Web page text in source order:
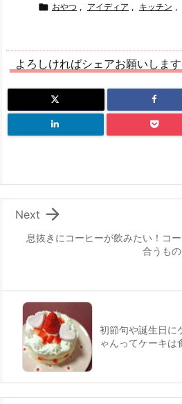
 おやつ , アイディア , キッチン ,
よろしければシェアお願いします
息抜きにコーヒーが飲みたい！コ
合うも

Next
初節句や誕生日に
ゃんってケーキは